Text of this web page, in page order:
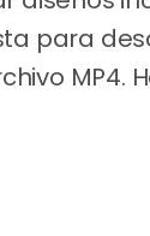
para
MP4.